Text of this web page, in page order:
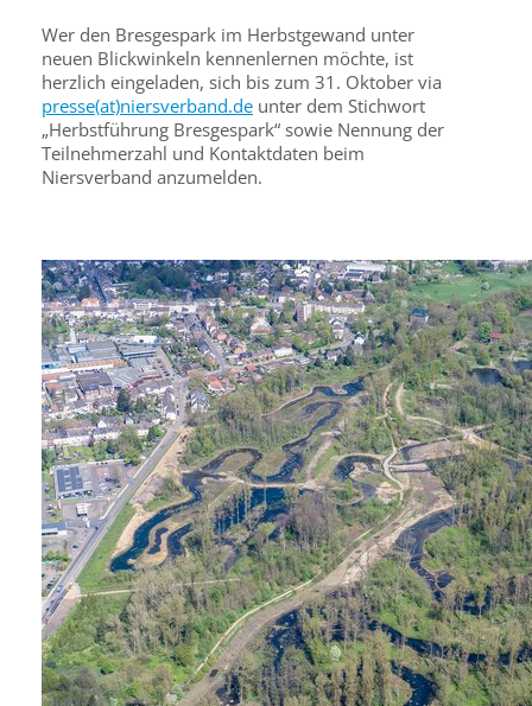
Wer den Bresgespark im Herbstgewand unter
neuen Blickwinkeln kennenlernen möchte, ist
herzlich eingeladen, sich bis zum 31. Oktober via
presse(at)niersverband.de unter dem Stichwort
„Herbstführung Bresgespark“ sowie Nennung der
Teilnehmerzahl und Kontaktdaten beim
Niersverband anzumelden.